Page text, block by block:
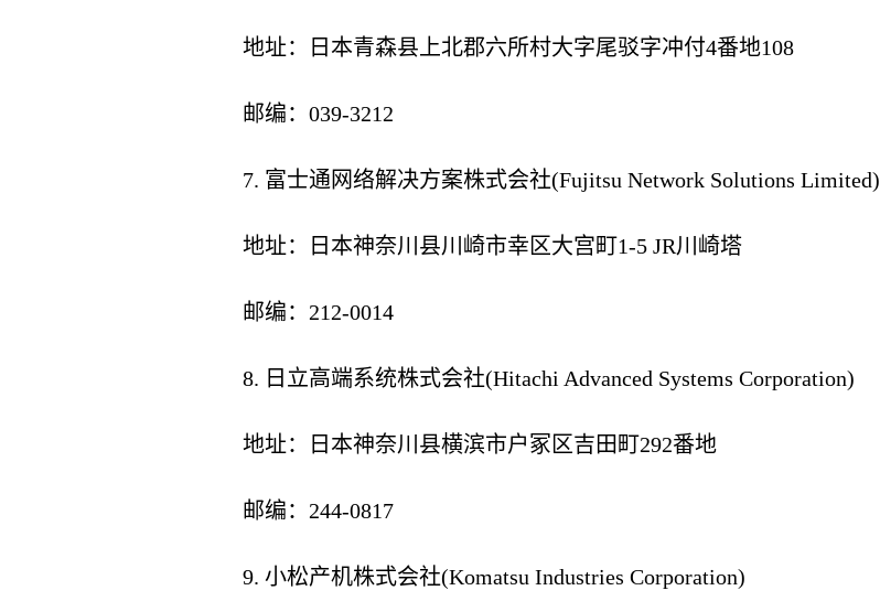
地址：日本青森县上北郡六所村大字尾驳字冲付4番地108
邮编：039-3212
7. 富士通网络解决方案株式会社(Fujitsu Network Solutions Limited)
地址：日本神奈川县川崎市幸区大宫町1-5 JR川崎塔
邮编：212-0014
8. 日立高端系统株式会社(Hitachi Advanced Systems Corporation)
地址：日本神奈川县横滨市户冢区吉田町292番地
邮编：244-0817
9. 小松产机株式会社(Komatsu Industries Corporation)